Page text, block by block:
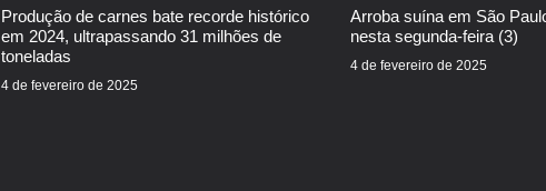
Produção de carnes bate recorde histórico
em 2024, ultrapassando 31 milhões de
toneladas
4 de fevereiro de 2025
Arroba suína em São
nesta segunda-feira (3)
4 de fevereiro de 2025